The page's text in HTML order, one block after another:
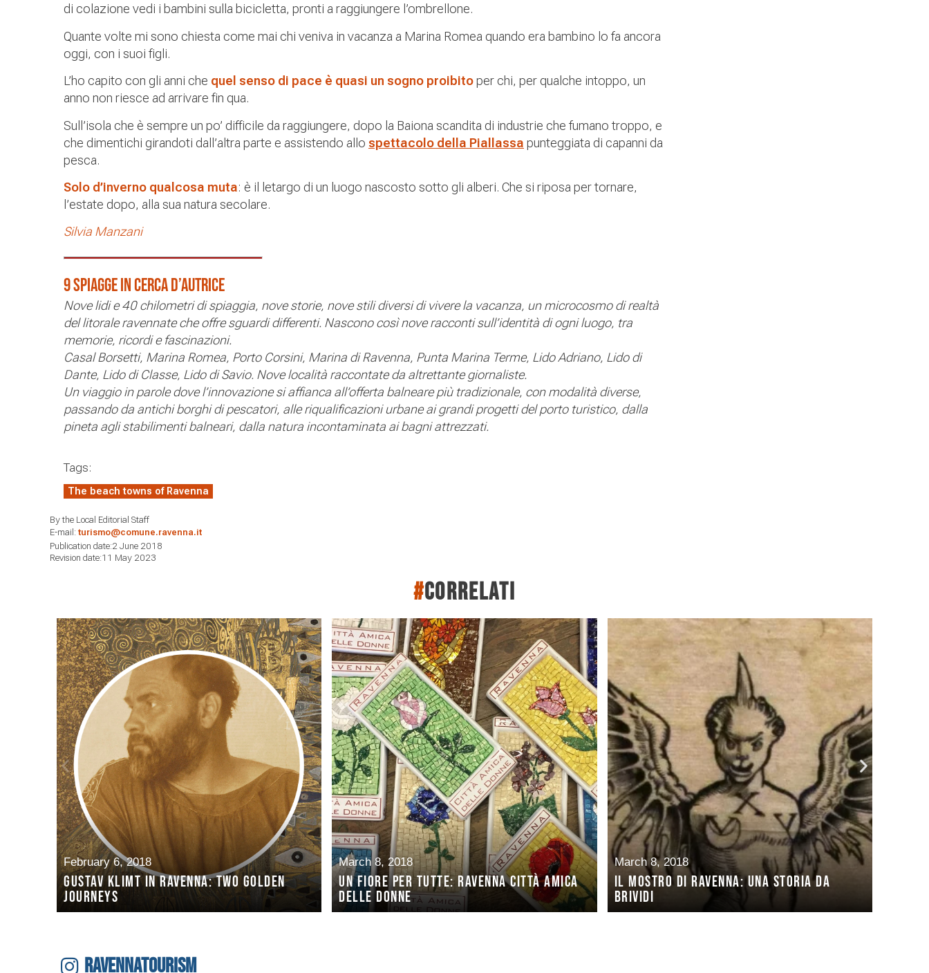
di colazione vedi i bambini sulla bicicletta, pronti a raggiungere l’ombrellone.
Quante volte mi sono chiesta come mai chi veniva in vacanza a Marina Romea quando era bambino lo fa ancora
oggi, con i suoi figli.
L’ho capito con gli anni che quel senso di pace è quasi un sogno proibitoper chi, per qualche intoppo, un
anno non riesce ad arrivare fin qua.
Sull’isola che è sempre un po’ difficile da raggiungere, dopo la Baiona scandita di industrie che fumano troppo, e
che dimentichi girandoti dall’altra parte e assistendo allo spettacolo della Piallassa punteggiata di capanni da
pesca.
Solo d’inverno qualcosa muta: è il letargo di un luogo nascosto sotto gli alberi. Che si riposa per tornare,
l’estate dopo, alla sua natura secolare.
Silvia Manzani
9 spiagge in cerca d’autrice
Nove lidi e 40 chilometri di spiaggia, nove storie, nove stili diversi di vivere la vacanza, un microcosmo di realtà
del litorale ravennate che offre sguardi differenti. Nascono così nove racconti sull’identità di ogni luogo, tra
memorie, ricordi e fascinazioni.
Casal Borsetti, Marina Romea, Porto Corsini, Marina di Ravenna, Punta Marina Terme, Lido Adriano, Lido di
Dante, Lido di Classe, Lido di Savio. Nove località raccontate da altrettante giornaliste.
Un viaggio in parole dove l’innovazione si affianca all’offerta balneare più tradizionale, con modalità diverse,
passando da antichi borghi di pescatori, alle riqualificazioni urbane ai grandi progetti del porto turistico, dalla
pineta agli stabilimenti balneari, dalla natura incontaminata ai bagni attrezzati.
Tags:
The beach towns of Ravenna
By the Local Editorial Staff
E-mail: turismo@comune.ravenna.it
Publication date:2 June 2018
Revision date:11 May 2023
#correlati
February 6, 2018
Gustav Klimt in Ravenna: two golden
journeys
March 8, 2018
Un fiore per tutte: Ravenna città amica
delle donne
March 8, 2018
Il mostro di Ravenna: una storia da
brividi
RAVENNATOURISM